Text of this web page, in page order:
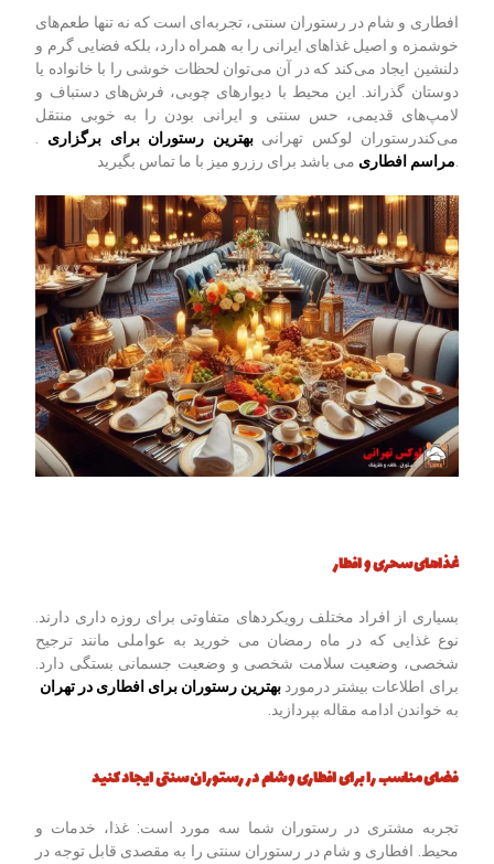
افطاری و شام در رستوران سنتی، تجربه‌ای است که نه تنها طعم‌های
خوشمزه و اصیل غذاهای ایرانی را به همراه دارد، بلکه فضایی گرم و
دلنشین ایجاد می‌کند که در آن می‌توان لحظات خوشی را با خانواده یا
دوستان گذراند. این محیط با دیوارهای چوبی، فرش‌های دستباف و
لامپ‌های قدیمی، حس سنتی و ایرانی بودن را به خوبی منتقل
می‌کند. رستوران لوکس تهرانیبهترین رستوران برای برگزاری
مراسم افطاری
غذاهای سحری و افطار
بسیاری از افراد مختلف رویکردهای متفاوتی برای روزه داری دارند.
نوع غذایی که در ماه رمضان می خورید به عواملی مانند ترجیح
شخصی، وضعیت سلامت شخصی و وضعیت جسمانی بستگی دارد.
برای اطلاعات بیشتر درمورد بهترین رستوران برای افطاری در تهران
به خواندن ادامه مقاله بپردازید.
فضای مناسب را برای افطاری و شام در رستوران سنتی ایجاد کنید
تجربه مشتری در رستوران شما سه مورد است: غذا، خدمات و
محیط. افطاری و شام در رستوران سنتی را به مقصدی قابل توجه در